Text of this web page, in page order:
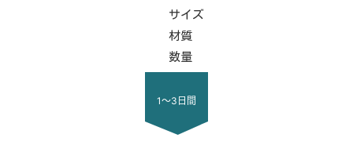
サイズ
材質
数量
1～3日間